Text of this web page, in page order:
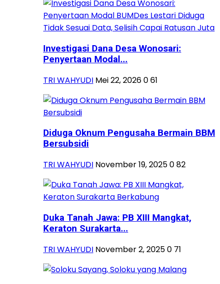
Investigasi Dana Desa Wonosari:
Penyertaan Modal...
TRI WAHYUDI Mei 22, 2026061
Diduga Oknum Pengusaha Bermain BBM
Bersubsidi
TRI WAHYUDI November 19, 2025082
Duka Tanah Jawa: PB XIII Mangkat,
Keraton Surakarta...
TRI WAHYUDI November 2, 20250 71